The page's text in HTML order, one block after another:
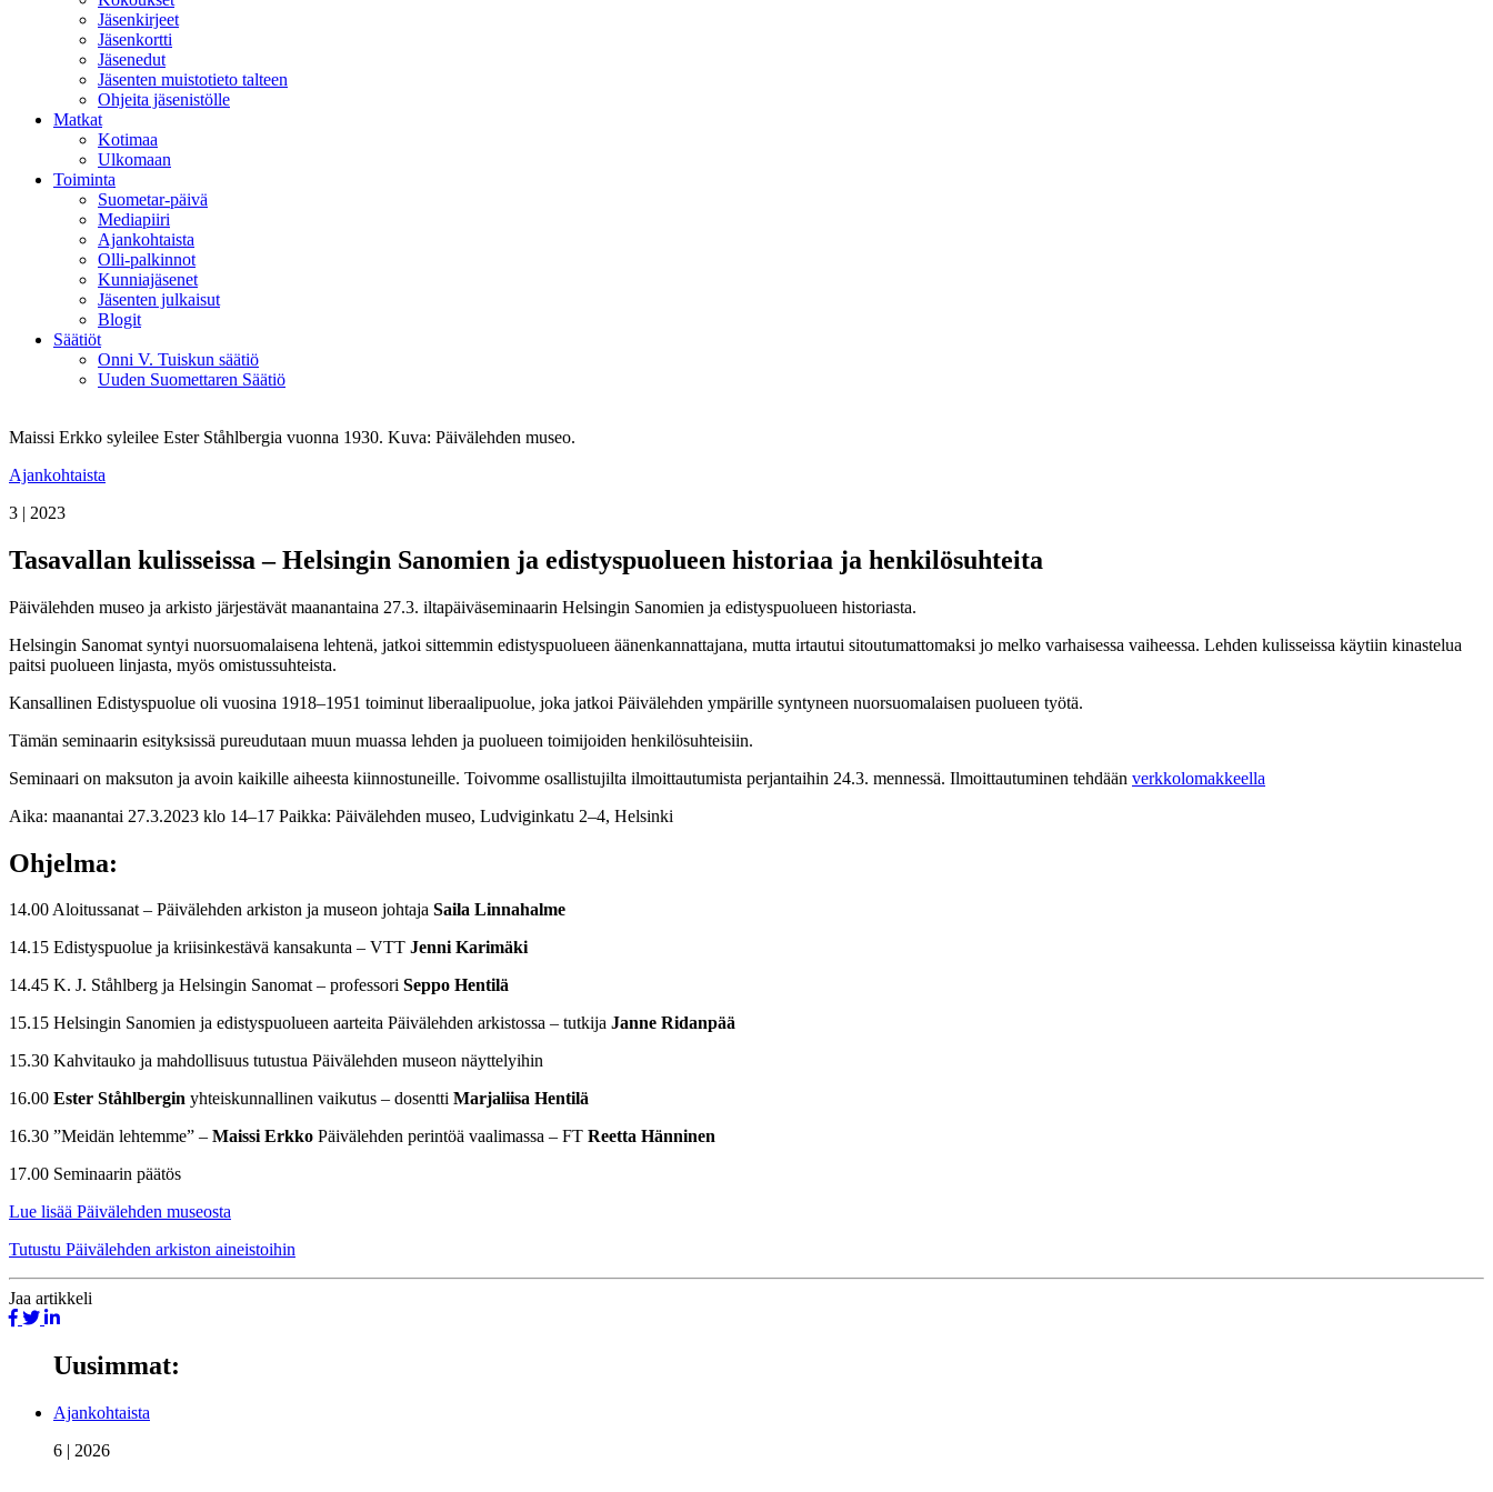
Jäsenkirjeet
Jäsenkortti
Jäsenedut
Jäsenten muistotieto talteen
Ohjeita jäsenistölle
Matkat
Kotimaa
Ulkomaan
Toiminta
Suometar-päivä
Mediapiiri
Ajankohtaista
Olli-palkinnot
Kunniajäsenet
Jäsenten julkaisut
Blogit
Säätiöt
Onni V. Tuiskun säätiö
Uuden Suomettaren Säätiö
Maissi Erkko syleilee Ester Ståhlbergia vuonna 1930. Kuva: Päivälehden museo.
Ajankohtaista
3 | 2023
Tasavallan kulisseissa – Helsingin Sanomien ja edistyspuolueen historiaa ja henkilösuhteita
Päivälehden museo ja arkisto järjestävät maanantaina 27.3. iltapäiväseminaarin Helsingin Sanomien ja edistyspuolueen historiasta.
Helsingin Sanomat syntyi nuorsuomalaisena lehtenä, jatkoi sittemmin edistyspuolueen äänenkannattajana, mutta irtautui sitoutumattomaksi jo melko varhaisessa vaiheessa. Lehden kulisseissa käytiin kinastelua
paitsi puolueen linjasta, myös omistussuhteista.
Kansallinen Edistyspuolue oli vuosina 1918–1951 toiminut liberaalipuolue, joka jatkoi Päivälehden ympärille syntyneen nuorsuomalaisen puolueen työtä.
Tämän seminaarin esityksissä pureudutaan muun muassa lehden ja puolueen toimijoiden henkilösuhteisiin.
Seminaari on maksuton ja avoin kaikille aiheesta kiinnostuneille. Toivomme osallistujilta ilmoittautumista perjantaihin 24.3. mennessä. Ilmoittautuminen tehdään verkkolomakkeella
Aika: maanantai 27.3.2023 klo 14–17 Paikka: Päivälehden museo, Ludviginkatu 2–4, Helsinki
Ohjelma:
14.00 Aloitussanat – Päivälehden arkiston ja museon johtaja Saila Linnahalme
14.15 Edistyspuolue ja kriisinkestävä kansakunta – VTT Jenni Karimäki
14.45 K. J. Ståhlberg ja Helsingin Sanomat – professori Seppo Hentilä
15.15 Helsingin Sanomien ja edistyspuolueen aarteita Päivälehden arkistossa – tutkija Janne Ridanpää
15.30 Kahvitauko ja mahdollisuus tutustua Päivälehden museon näyttelyihin
16.00 Ester Ståhlbergin yhteiskunnallinen vaikutus – dosentti Marjaliisa Hentilä
16.30 ”Meidän lehtemme” – Maissi Erkko Päivälehden perintöä vaalimassa – FT Reetta Hänninen
17.00 Seminaarin päätös
Lue lisää Päivälehden museosta
Tutustu Päivälehden arkiston aineistoihin
Jaa artikkeli
Uusimmat:
Ajankohtaista
6 | 2026